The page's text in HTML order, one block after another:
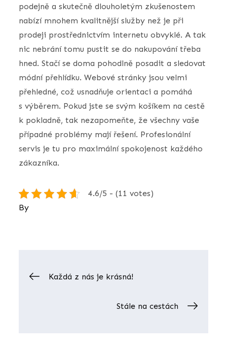
podejně a skutečně dlouholetým zkušenostem
nabízí mnohem kvalitnější služby než je při
prodeji prostřednictvím internetu obvyklé. A tak
nic nebrání tomu pustit se do nakupování třeba
hned. Stačí se doma pohodlně posadit a sledovat
módní přehlídku. Webové stránky jsou velmi
přehledné, což usnadňuje orientaci a pomáhá
s výběrem. Pokud jste se svým košíkem na cestě
k pokladně, tak nezapomeňte, že všechny vaše
případné problémy mají řešení. Profesionální
servis je tu pro maximální spokojenost každého
zákazníka.
4.6/5 - (11 votes)
By
Navigace
Každá z nás je krásná!
Stále na cestách